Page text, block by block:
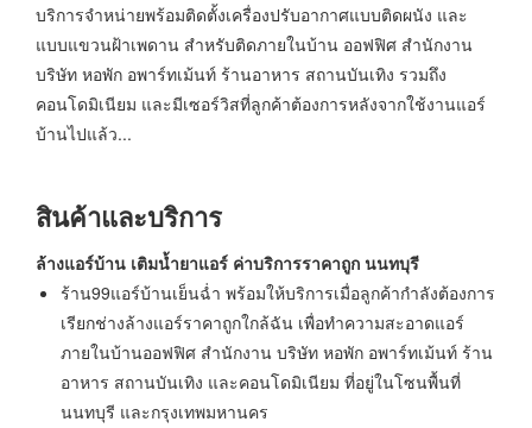
บริการจำหน่ายพร้อมติดตั้งเครื่องปรับอากาศแบบติดผนัง และ
แบบแขวนฝ้าเพดาน สำหรับติดภายในบ้าน ออฟฟิศ สำนักงาน
บริษัท หอพัก อพาร์ทเม้นท์ ร้านอาหาร สถานบันเทิง รวมถึง
คอนโดมิเนียม และมีเซอร์วิสที่ลูกค้าต้องการหลังจากใช้งานแอร์
บ้านไปแล้ว...
สินค้าและบริการ
ล้างแอร์บ้าน เติมน้ำยาแอร์ ค่าบริการราคาถูก นนทบุรี
ร้าน99แอร์บ้านเย็นฉ่ำ พร้อมให้บริการเมื่อลูกค้ากำลังต้องการ
เรียกช่างล้างแอร์ราคาถูกใกล้ฉัน เพื่อทำความสะอาดแอร์
ภายในบ้านออฟฟิศ สำนักงาน บริษัท หอพัก อพาร์ทเม้นท์ ร้าน
อาหาร สถานบันเทิง และคอนโดมิเนียม ที่อยู่ในโซนพื้นที่
นนทบุรี และกรุงเทพมหานคร